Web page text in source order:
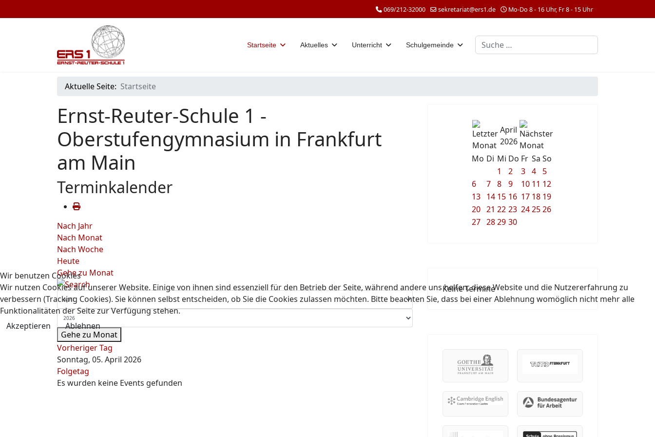
069/212-32000 sekretariat@ers1.de Mo-Do 8 - 16 Uhr, Fr 8 - 15 Uhr
Startseite Aktuelles Unterricht Schulgemeinde Suchen
Aktuelle Seite: Startseite
Ernst-Reuter-Schule 1 -
Oberstufengymnasium in Frankfurt
am Main
Terminkalender
Nach Jahr
Nach Monat
Nach Woche
Heute
Gehe zu Monat
Gehe zu Monat
Vorheriger Tag
Sonntag, 05. April 2026
Folgetag
Es wurden keine Events gefunden
April
2026
Mo Di Mi Do Fr Sa So
1
2 3 4
5
6
7 8 9 10 11 12
13 14 15 16 17 18 19
20 21 22 23 242526
27 2829 30
Keine Termine
Wir benutzen Cookies
Wir nutzen Cookies auf unserer Website. Einige von ihnen sind essenziell für den Betrieb der Seite, während andere uns helfen, diese Website und die Nutzererfahrung zu
verbessern (Tracking Cookies). Sie können selbst entscheiden, ob Sie die Cookies zulassen möchten. Bitte beachten Sie, dass bei einer Ablehnung womöglich nicht mehr alle
Funktionalitäten der Seite zur Verfügung stehen.
Akzeptieren
Ablehnen